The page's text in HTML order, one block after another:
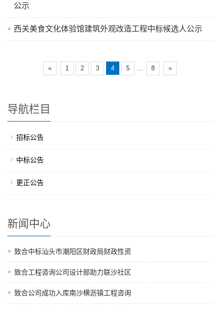
公示
西关美食文化体验馆建筑外观改造工程中标候选人公示
« 1 2 3 4 5 8 »
导航栏目
招标公告
中标公告
更正公告
新闻中心
致合中标汕头市潮阳区财政局财政性资
致合工程咨询公司设计部助力联沙社区
致合公司成功入库南沙横沥镇工程咨询